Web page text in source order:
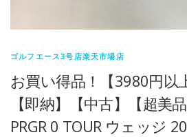
ゴルフエース3号店楽天市場店
お買い得品！【3980円以
【即納】【中古】【超美
PRGR 0 TOUR ウェッジ